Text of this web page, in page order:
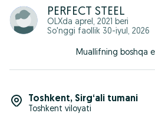
PERFECT STEEL
OLXda aprel, 2021 beri
So'nggi faollik 30-iyul, 2026
Muallifning boshqa
Toshkent, Sirg‘ali tumani
Toshkent viloyati